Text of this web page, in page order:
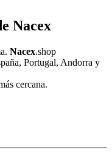
Nacex
Nacex.shop
Portugal, Andorra y
cercana.